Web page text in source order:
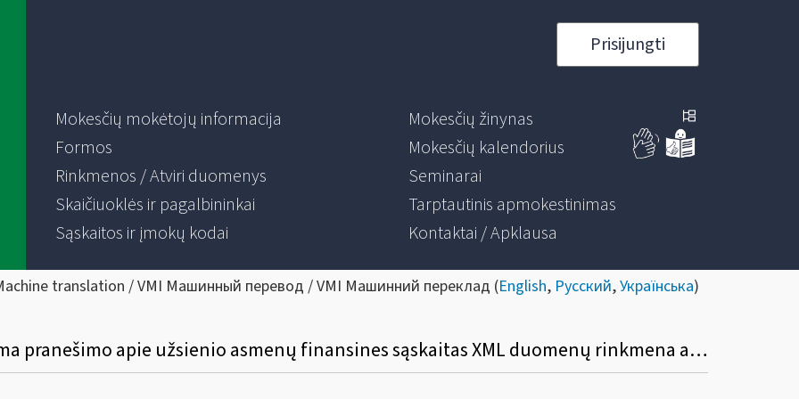
Prisijungti
Mokesčių mokėtojų informacija
Formos
Rinkmenos / Atviri duomenys
Skaičiuoklės ir pagalbininkai
Sąskaitos ir įmokų kodai
Mokesčių žinynas
Mokesčių kalendorius
Seminarai
Tarptautinis apmokestinimas
Kontaktai / Apklausa
translation / VMI Машинный перевод / VMI Машинний переклад (English, Русский,Українська)
Kada ir kokiu būdu turi būti pateikiama pranešimo apie užsienio asmenų finansines sąskaitas XML duomenų rinkmena ar RRC910 forma?